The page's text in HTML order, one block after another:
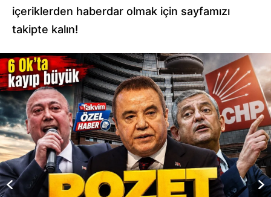
içeriklerden haberdar olmak için sayfamızı
takipte kalın!